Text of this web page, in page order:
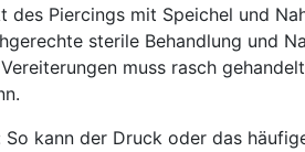
des Piercings mit Speichel und
sterile Behandlung und
muss rasch
kann der Druck oder das